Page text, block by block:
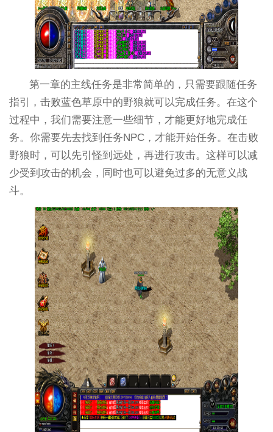
第一章的主线任务是非常简单的，只需要跟随任务
指引，击败蓝色草原中的野狼就可以完成任务。在这个
过程中，我们需要注意一些细节，才能更好地完成任
务。你需要先去找到任务NPC，才能开始任务。在击败
野狼时，可以先引怪到远处，再进行攻击。这样可以减
少受到攻击的机会，同时也可以避免过多的无意义战
斗。